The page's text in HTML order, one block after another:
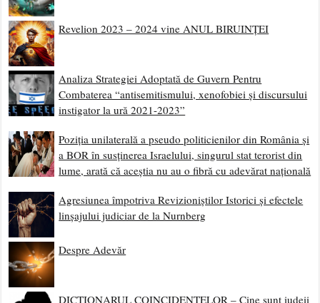
Revelion 2023 – 2024 vine ANUL BIRUINȚEI
Analiza Strategiei Adoptată de Guvern Pentru
Combaterea “antisemitismului, xenofobiei și discursului
instigator la ură 2021-2023”
Poziția unilaterală a pseudo politicienilor din România și
a BOR în susținerea Israelului, singurul stat terorist din
lume, arată că aceștia nu au o fibră cu adevărat națională
Agresiunea împotriva Revizioniștilor Istorici și efectele
linșajului judiciar de la Nurnberg
Despre Adevăr
DICȚIONARUL COINCIDENȚELOR – Cine sunt iudeii